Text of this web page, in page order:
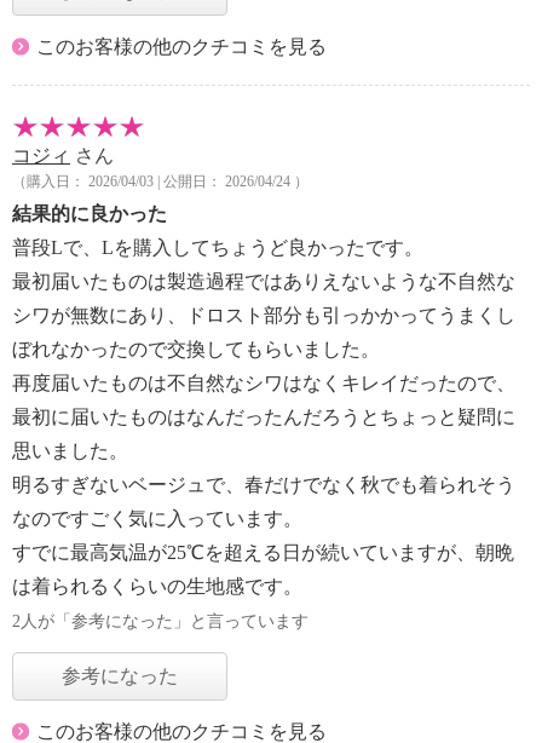
このお客様の他のクチコミを見る
コジィ さん
（購入日： 2026/04/03 | 公開日： 2026/04/24 ）
結果的に良かった
普段Lで、Lを購入してちょうど良かったです。
最初届いたものは製造過程ではありえないような不自然な
シワが無数にあり、ドロスト部分も引っかかってうまくし
ぼれなかったので交換してもらいました。
再度届いたものは不自然なシワはなくキレイだったので、
最初に届いたものはなんだったんだろうとちょっと疑問に
思いました。
明るすぎないベージュで、春だけでなく秋でも着られそう
なのですごく気に入っています。
すでに最高気温が25℃を超える日が続いていますが、朝晩
は着られるくらいの生地感です。
2人が「参考になった」と言っています
参考になった
このお客様の他のクチコミを見る